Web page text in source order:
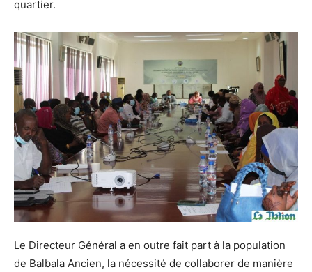
quartier.
Le Directeur Général a en outre fait part à la population
de Balbala Ancien, la nécessité de collaborer de manière